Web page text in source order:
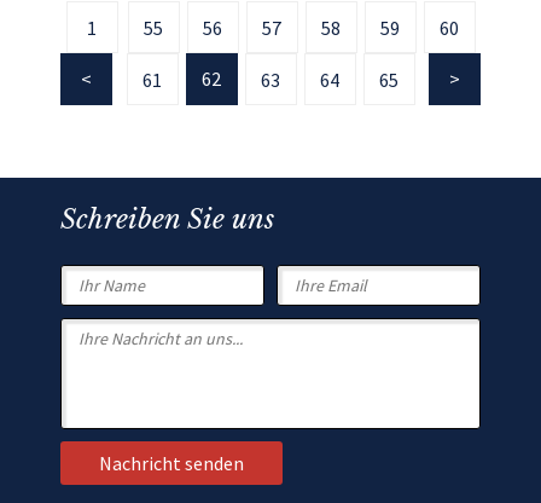
1 55 56 57 58 59 60
61 62 63 64 65
Schreiben Sie uns